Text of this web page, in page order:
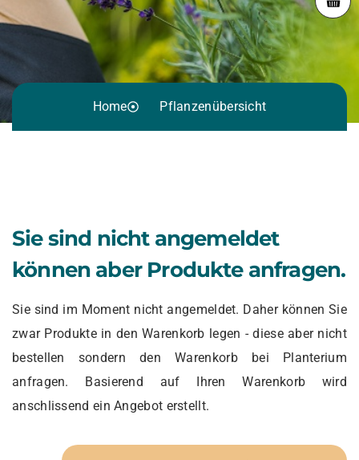
Home Pflanzenübersicht
Sie sind nicht angemeldet
können aber Produkte anfragen.
Sie sind im Moment nicht angemeldet. Daher können Sie
zwar Produkte in den Warenkorb legen - diese aber nicht
bestellen sondern den Warenkorb bei Planterium
anfragen. Basierend auf Ihren Warenkorb wird
anschlissend ein Angebot erstellt.